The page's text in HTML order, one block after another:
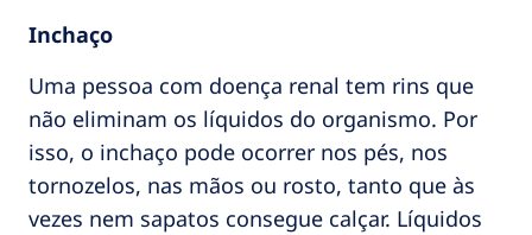
Inchaço
Uma pessoa com doença renal tem rins que
não eliminam os líquidos do organismo. Por
isso, o inchaço pode ocorrer nos pés, nos
tornozelos, nas mãos ou rosto, tanto que às
vezes nem sapatos consegue calçar. Líquidos